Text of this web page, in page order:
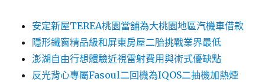
安定新屋TEREA桃園當舖為大桃園地區汽機車借款
隱形鐵窗精品級和屏東房屋二胎挑戰業界最低
澎湖自由行想體驗近視雷射費用與術式優缺點
反光背心專屬Fasoul二回機為IQOS二抽機加熱煙